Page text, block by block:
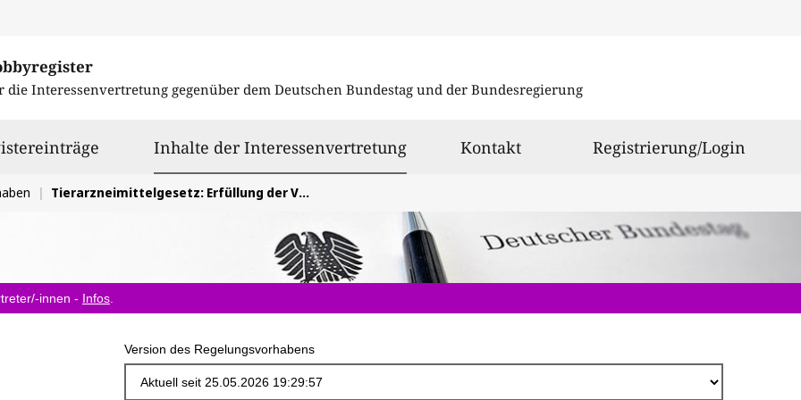
die Interessenvertretung gegenüber dem Deutschen Bundestag und der Bundesregierung
Inhalte der Interessenvertretungausgewählt
Kontakt Registrierung/Login
Tierarzneimittelgesetz: Erfüllung der Verpflichtungen zur EU-einheitlichen Antibiotikadatenerfassung
innen - Infos
Version des Regelungsvorhabens